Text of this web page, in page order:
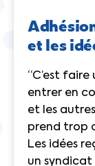
et les
“C’est faire
entrer en
et les autres
prend trop
Les idées
un